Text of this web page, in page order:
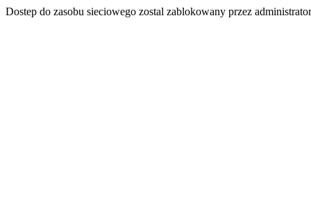
Dostep do zasobu sieciowego zostal zablokowany przez